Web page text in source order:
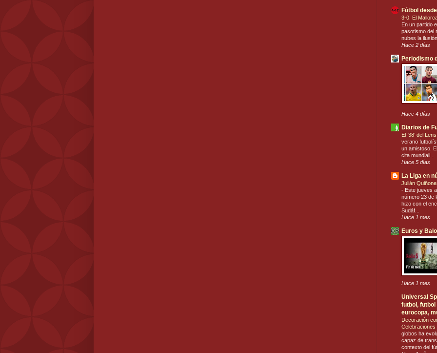
Fútbol
3-0. El
En un partido
pasotismo del
nubes la
Hace 2 días
Periodismo
Hace 4 días
Diarios de
El ’38’ del
verano
un amistoso.
cita mundiali...
Hace 5 días
La Liga en
Julián
- Este jueves
número 23 de
hizo con el
Sudáf...
Hace 1 mes
Euros y
Hace 1 mes
Universal
futbol, futbol
eurocopa,
Decoración
globos ha
capaz de
contexto del